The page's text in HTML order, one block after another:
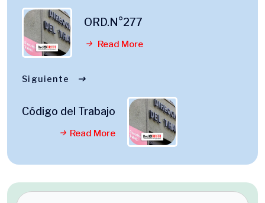
ORD.N°277
Read More
Siguiente
Código del Trabajo
Read More